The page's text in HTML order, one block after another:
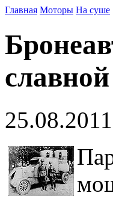
Главная Моторы На суше
25.08.2011